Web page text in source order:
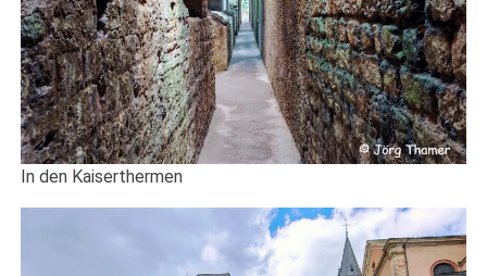
In den Kaiserthermen